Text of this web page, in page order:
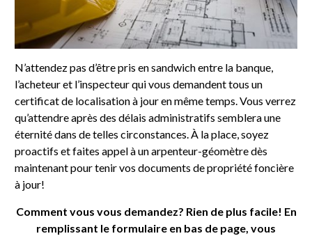
N’attendez pas d’être pris en sandwich entre la banque,
l’acheteur et l’inspecteur qui vous demandent tous un
certificat de localisation à jour en même temps. Vous verrez
qu’attendre après des délais administratifs semblera une
éternité dans de telles circonstances. À la place, soyez
proactifs et faites appel à un arpenteur-géomètre dès
maintenant pour tenir vos documents de propriété foncière
à jour!
Comment vous vous demandez? Rien de plus facile! En
remplissant le formulaire en bas de page, vous